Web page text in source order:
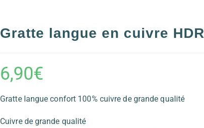
Gratte langue en cuivre HDR
6,90€
Gratte langue confort 100% cuivre de grande qualité
Cuivre de grande qualité